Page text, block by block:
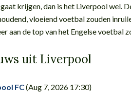
krijgen, dan is het Liverpool wel.
vloeiend voetbal zouden
aan de top van het Engelse voetbal
uit Liverpool
FC(Aug 7, 2026 17:30)